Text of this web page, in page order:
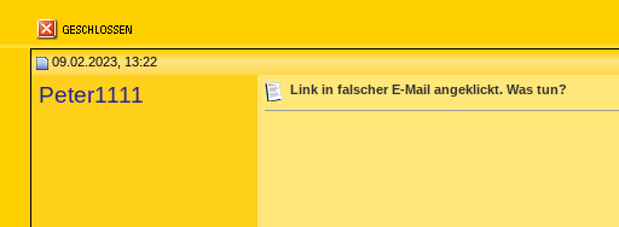
09.02.2023, 13:22
Peter1111 Link in falscher E-Mail angeklickt. Was tun?